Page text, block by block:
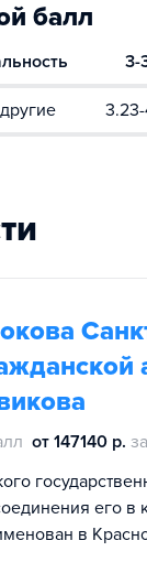
балл
3-
3.23-
от 147140 р.
его в
в